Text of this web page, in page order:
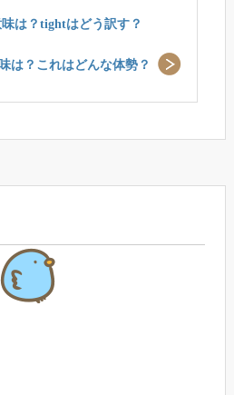
は？tightはどう訳す？
は？これはどんな体勢？